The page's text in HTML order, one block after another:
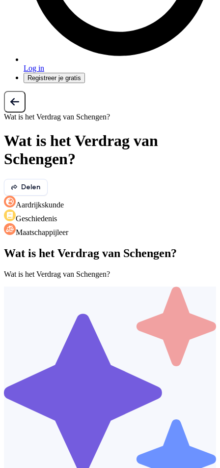
Log in
Registreer je gratis
Wat is het Verdrag van Schengen?
Wat is het Verdrag van
Schengen?
Delen
Aardrijkskunde
Geschiedenis
Maatschappijleer
Wat is het Verdrag van Schengen?
Wat is het Verdrag van Schengen?